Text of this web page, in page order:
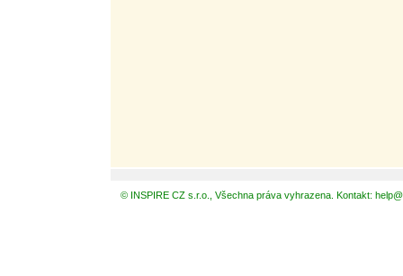
© INSPIRE CZ s.r.o., Všechna práva vyhrazena. Kontakt: